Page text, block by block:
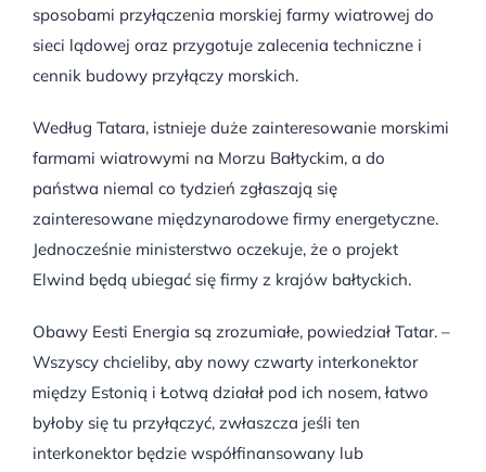
sposobami przyłączenia morskiej farmy wiatrowej do
sieci lądowej oraz przygotuje zalecenia techniczne i
cennik budowy przyłączy morskich.
Według Tatara, istnieje duże zainteresowanie morskimi
farmami wiatrowymi na Morzu Bałtyckim, a do
państwa niemal co tydzień zgłaszają się
zainteresowane międzynarodowe firmy energetyczne.
Jednocześnie ministerstwo oczekuje, że o projekt
Elwind będą ubiegać się firmy z krajów bałtyckich.
Obawy Eesti Energia są zrozumiałe, powiedział Tatar. –
Wszyscy chcieliby, aby nowy czwarty interkonektor
między Estonią i Łotwą działał pod ich nosem, łatwo
byłoby się tu przyłączyć, zwłaszcza jeśli ten
interkonektor będzie współfinansowany lub